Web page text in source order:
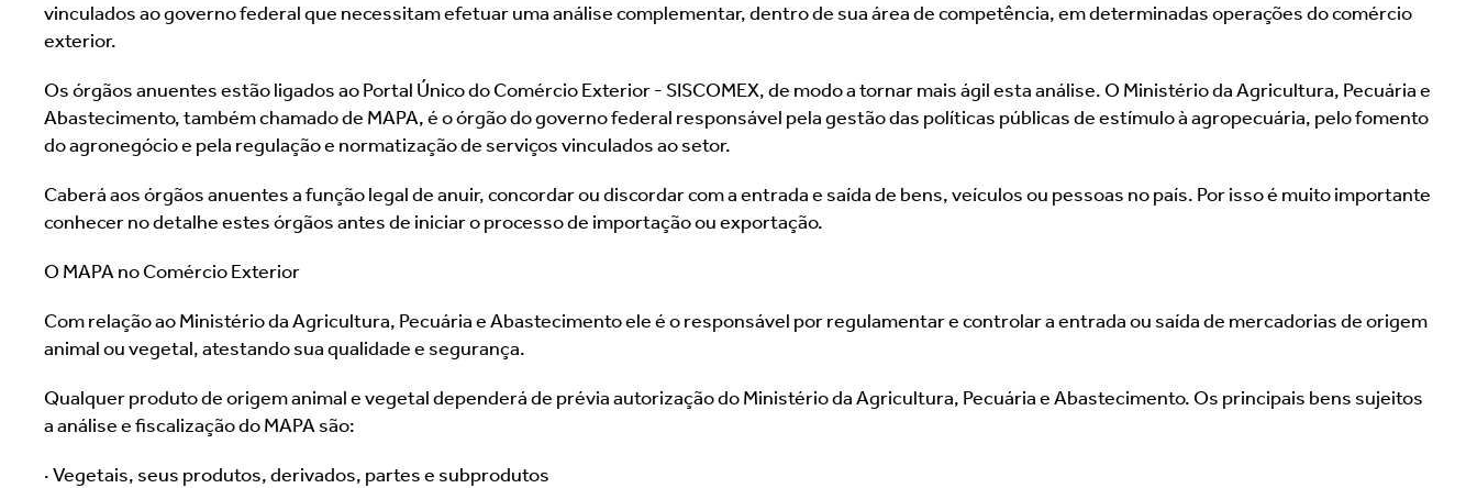
vinculados ao governo federal que necessitam efetuar uma análise complementar, dentro de sua área de competência, em determinadas operações do comércio
exterior.
Os órgãos anuentes estão ligados ao Portal Único do Comércio Exterior - SISCOMEX, de modo a tornar mais ágil esta análise. O Ministério da Agricultura, Pecuária e
Abastecimento, também chamado de MAPA, é o órgão do governo federal responsável pela gestão das políticas públicas de estímulo à agropecuária, pelo fomento
do agronegócio e pela regulação e normatização de serviços vinculados ao setor.
Caberá aos órgãos anuentes a função legal de anuir, concordar ou discordar com a entrada e saída de bens, veículos ou pessoas no país. Por isso é muito importante
conhecer no detalhe estes órgãos antes de iniciar o processo de importação ou exportação.
O MAPA no Comércio Exterior
Com relação ao Ministério da Agricultura, Pecuária e Abastecimento ele é o responsável por regulamentar e controlar a entrada ou saída de mercadorias de origem
animal ou vegetal, atestando sua qualidade e segurança.
Qualquer produto de origem animal e vegetal dependerá de prévia autorização do Ministério da Agricultura, Pecuária e Abastecimento. Os principais bens sujeitos
a análise e fiscalização do MAPA são:
· Vegetais, seus produtos, derivados, partes e subprodutos